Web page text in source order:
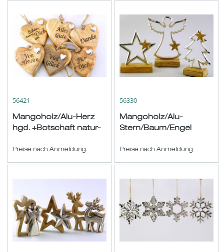
56421
Mangoholz/Alu-Herz
hgd. +Botschaft natur-
Preise nach Anmeldung.
56330
Mangoholz/Alu-
Stern/Baum/Engel
20cm
Preise nach Anmeldung.